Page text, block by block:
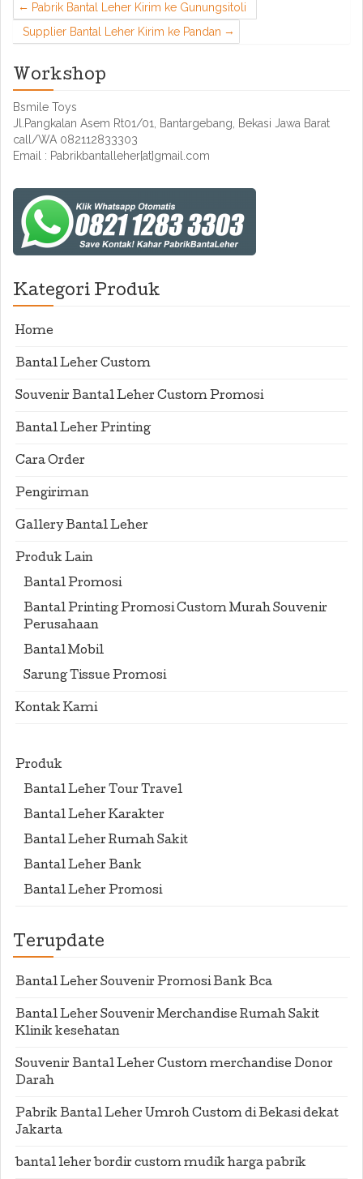
Pabrik Bantal Leher Kirim ke Gunungsitoli
Supplier Bantal Leher Kirim ke Pandan
Workshop
Bsmile Toys
Jl.Pangkalan Asem Rt01/01, Bantargebang, Bekasi Jawa Barat
call/WA 082112833303
Email : Pabrikbantalleher[at]gmail.com
Kategori Produk
Home
Bantal Leher Custom
Souvenir Bantal Leher Custom Promosi
Bantal Leher Printing
Cara Order
Pengiriman
Gallery Bantal Leher
Produk Lain
Bantal Promosi
Bantal Printing Promosi Custom Murah Souvenir
Perusahaan
Bantal Mobil
Sarung Tissue Promosi
Kontak Kami
Produk
Bantal Leher Tour Travel
Bantal Leher Karakter
Bantal Leher Rumah Sakit
Bantal Leher Bank
Bantal Leher Promosi
Terupdate
Bantal Leher Souvenir Promosi Bank Bca
Bantal Leher Souvenir Merchandise Rumah Sakit
Klinik kesehatan
Souvenir Bantal Leher Custom merchandise Donor
Darah
Pabrik Bantal Leher Umroh Custom di Bekasi dekat
Jakarta
bantal leher bordir custom mudik harga pabrik